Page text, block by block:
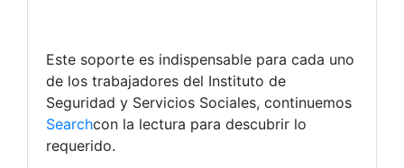
Este soporte es indispensable para cada uno
de los trabajadores del Instituto de
Seguridad y Servicios Sociales, continuemos
Searchcon la lectura para descubrir lo
requerido.